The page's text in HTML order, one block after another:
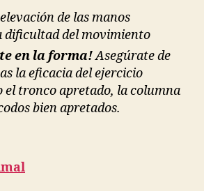
de las manos
dificultad del movimiento
en la forma!Asegúrate de
la eficacia del ejercicio
el tronco apretado, la columna
bien apretados.